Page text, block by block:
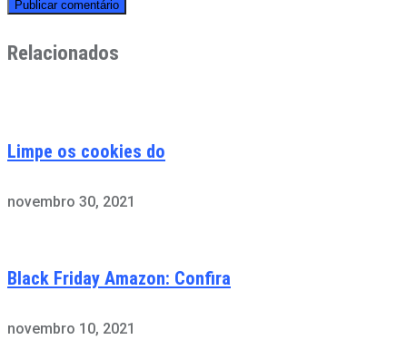
Relacionados
Limpe os cookies do
novembro 30, 2021
Black Friday Amazon: Confira
novembro 10, 2021